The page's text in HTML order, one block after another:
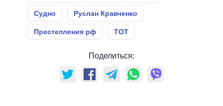
Судно Руслан Кравченко
Престепления рф ТОТ
Поделиться: